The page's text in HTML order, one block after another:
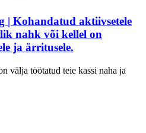
| Kohandatud aktiivsetele
nahk või kellel on
ja ärritusele.
välja töötatud teie kassi naha ja